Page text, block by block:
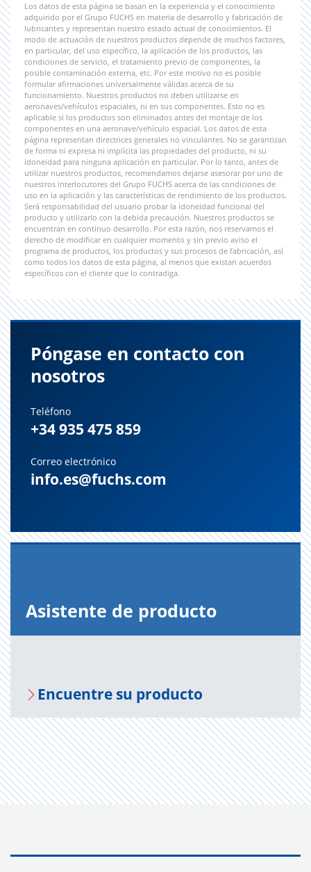
Los datos de esta página se basan en la experiencia y el conocimiento
adquirido por el Grupo FUCHS en materia de desarrollo y fabricación de
lubricantes y representan nuestro estado actual de conocimientos. El
modo de actuación de nuestros productos depende de muchos factores,
en particular, del uso específico, la aplicación de los productos, las
condiciones de servicio, el tratamiento previo de componentes, la
posible contaminación externa, etc. Por este motivo no es posible
formular afirmaciones universalmente válidas acerca de su
funcionamiento. Nuestros productos no deben utilizarse en
aeronaves/vehículos espaciales, ni en sus componentes. Esto no es
aplicable si los productos son eliminados antes del montaje de los
componentes en una aeronave/vehículo espacial. Los datos de esta
página representan directrices generales no vinculantes. No se garantizan
de forma ni expresa ni implícita las propiedades del producto, ni su
idoneidad para ninguna aplicación en particular. Por lo tanto, antes de
utilizar nuestros productos, recomendamos dejarse asesorar por uno de
nuestros interlocutores del Grupo FUCHS acerca de las condiciones de
uso en la aplicación y las características de rendimiento de los productos.
Será responsabilidad del usuario probar la idoneidad funcional del
producto y utilizarlo con la debida precaución. Nuestros productos se
encuentran en continuo desarrollo. Por esta razón, nos reservamos el
derecho de modificar en cualquier momento y sin previo aviso el
programa de productos, los productos y sus procesos de fabricación, así
como todos los datos de esta página, al menos que existan acuerdos
específicos con el cliente que lo contradiga.
Póngase en contacto con
nosotros
Teléfono
+34 935 475 859
Correo electrónico
info.es@fuchs.com
Asis­ten­te de pro­duc­to
En­cuen­tre su pro­duc­to